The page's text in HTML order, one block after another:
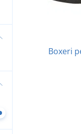
Boxeri